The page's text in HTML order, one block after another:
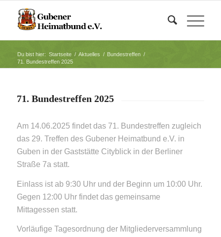
Du bist hier: Startseite / Aktuelles / Bundestreffen /
71. Bundestreffen 2025
71. Bundestreffen 2025
Am 14.06.2025 findet das 71. Bundestreffen zugleich
das 29. Treffen des Gubener Heimatbund e.V. in
Guben in der Gaststätte Cityblick in der Berliner
Straße 7a statt.
Einlass ist ab 9:30 Uhr und der Beginn um 10:00 Uhr.
Gegen 12:00 Uhr findet das gemeinsame
Mittagessen statt.
Vorläufige Tagesordnung der Mitgliederversammlung